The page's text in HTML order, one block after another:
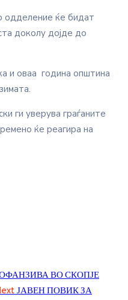
одделение ќе бидат
доколу дојде до
и оваа година општина
ги уверува граѓаните
ќе реагира на
ВО СКОПЈЕ
ЈАВЕН ПОВИК ЗА